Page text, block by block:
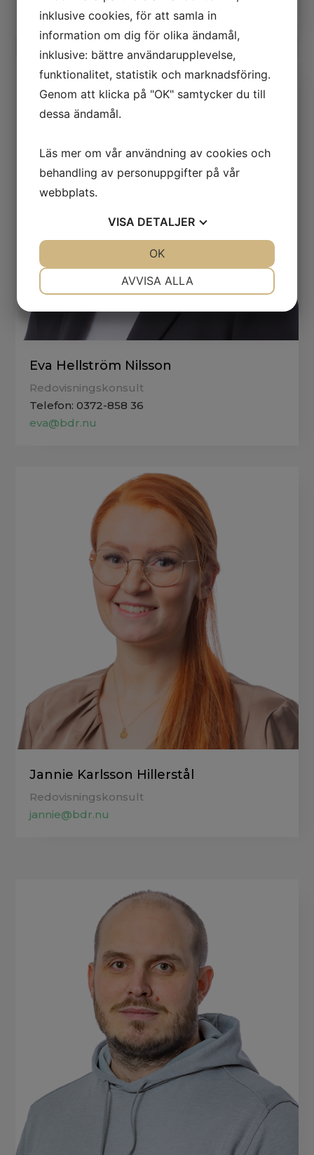
maria@bdr.nu
Eva Hellström Nilsson
Redovisningskonsult
Telefon: 0372-858 36
eva@bdr.nu
Jannie Karlsson Hillerstål
Redovisningskonsult
jannie@bdr.nu
inklusive cookies, för att samla in
information om dig för olika ändamål,
inklusive: bättre användarupplevelse,
funktionalitet, statistik och marknadsföring.
Genom att klicka på "OK" samtycker du till
dessa ändamål.
Läs mer om vår användning av cookies och
behandling av personuppgifter på vår
webbplats.
VISA DETALJER
MARKNADSFÖRING
AVVISA ALLA
OK